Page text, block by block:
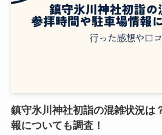
鎮守氷川神社初詣の混雑状況は
報についても調査！